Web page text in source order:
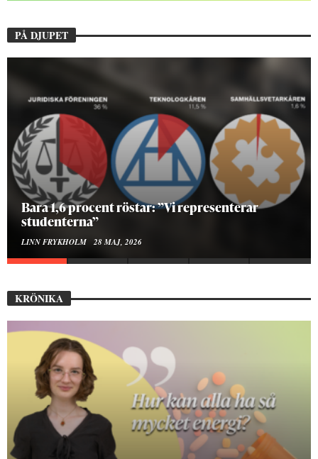
PÅ DJUPET
Hur bygger man en Lundakarneval?
ELISE RALSTON SAMUELSON 24 MAJ, 2026
KRÖNIKA